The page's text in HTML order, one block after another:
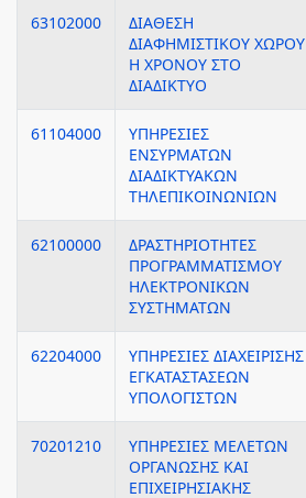
63102000
ΔΙΑΘΕΣΗ
ΔΙΑΦΗΜΙΣΤΙΚΟΥ ΧΩΡΟΥ
Η ΧΡΟΝΟΥ ΣΤΟ
ΔΙΑΔΙΚΤΥΟ
61104000
ΥΠΗΡΕΣΙΕΣ
ΕΝΣΥΡΜΑΤΩΝ
ΔΙΑΔΙΚΤΥΑΚΩΝ
ΤΗΛΕΠΙΚΟΙΝΩΝΙΩΝ
62100000
ΔΡΑΣΤΗΡΙΟΤΗΤΕΣ
ΠΡΟΓΡΑΜΜΑΤΙΣΜΟΥ
ΗΛΕΚΤΡΟΝΙΚΩΝ
ΣΥΣΤΗΜΑΤΩΝ
62204000
ΥΠΗΡΕΣΙΕΣ ΔΙΑΧΕΙΡΙΣΗΣ
ΕΓΚΑΤΑΣΤΑΣΕΩΝ
ΥΠΟΛΟΓΙΣΤΩΝ
70201210
ΥΠΗΡΕΣΙΕΣ ΜΕΛΕΤΩΝ
ΟΡΓΑΝΩΣΗΣ ΚΑΙ
ΕΠΙΧΕΙΡΗΣΙΑΚΗΣ